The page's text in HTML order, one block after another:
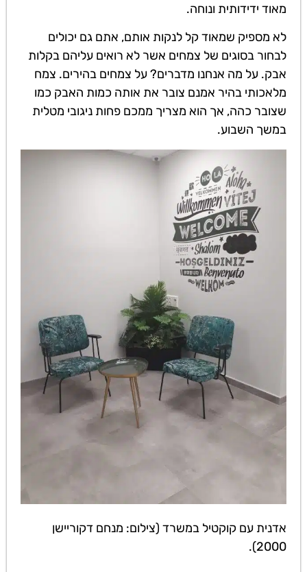
מאוד ידידותית ונוחה.
לא מספיק שמאוד קל לנקות אותם, אתם גם יכולים
לבחור בסוגים של צמחים אשר לא רואים עליהם בקלות
אבק. על מה אנחנו מדברים? על צמחים בהירים. צמח
מלאכותי בהיר אמנם צובר את אותה כמות האבק כמו
שצובר כהה, אך הוא מצריך ממכם פחות ניגובי מטלית
במשך השבוע.
אדנית עם קוקטיל במשרד (צילום: מנחם דקוריישן
2000).